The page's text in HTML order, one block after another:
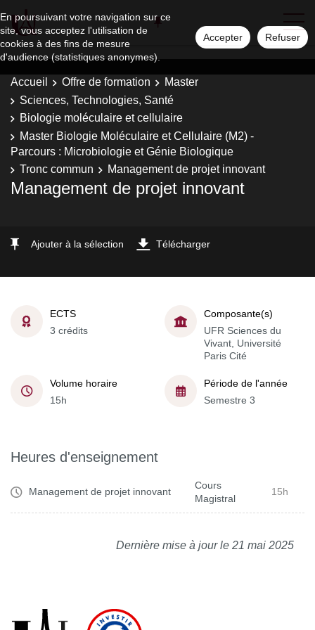
En poursuivant votre navigation sur ce
site, vous acceptez l'utilisation de
cookies à des fins de mesure
d'audience (statistiques anonymes).
Accepter Refuser
Accueil Offre de formation
Master
Sciences, Technologies, Santé
Biologie moléculaire et cellulaire
Master Biologie Moléculaire et Cellulaire (M2) -
Parcours : Microbiologie et Génie Biologique
Tronc commun
Management de projet innovant
Management de projet innovant
Ajouter à la sélection Télécharger
ECTS
3 crédits
Composante(s)
UFR Sciences du
Vivant, Université
Paris Cité
Volume horaire
15h
Période de l'année
Semestre 3
Heures d'enseignement
Management de projet innovant
Cours
Magistral
15h
Dernière mise à jour le 21 mai 2025